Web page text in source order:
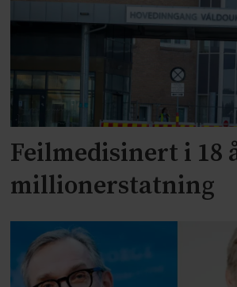
Feilmedisinert i 18
millionerstatning